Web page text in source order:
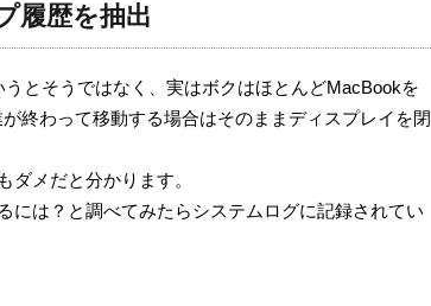
履歴を抽出
とそうではなく、実はボクはほとんどMacBookを
終わって移動する場合はそのままディスプレイを閉
ダメだと分かります。
には？と調べてみたらシステムログに記録されてい